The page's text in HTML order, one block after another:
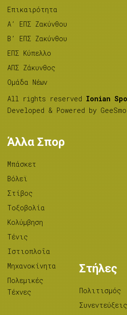
Επικαιρότητα
A’ ΕΠΣ Ζακύνθου
B’ ΕΠΣ Ζακύνθου
ΕΠΣ Κύπελλο
ΑΠΣ Ζάκυνθος
Ομάδα Νέων
All rights reserved Ionian
Developed & Powered by GeeSmo
Άλλα Σπορ
Μπάσκετ
Βόλεϊ
Στίβος
Tοξοβολία
Κολύμβηση
Τένις
Ιστιοπλοΐα
Μηχανοκίνητα
Πολεμικές
Τέχνες
Στήλες
Πολιτισμός
Συνεντεύξεις